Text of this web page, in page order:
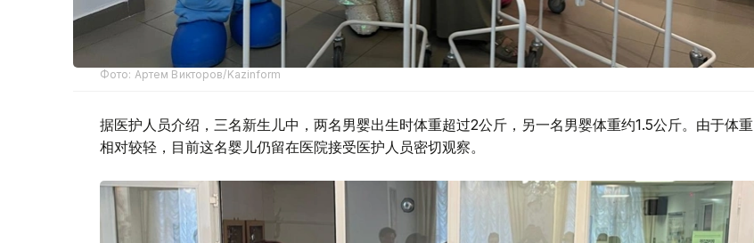
Фото: Артем Викторов/Kazinform
据医护人员介绍，三名新生儿中，两名男婴出生时体重超过2公斤，另一名男婴体重约1.5公斤。由于体重
相对较轻，目前这名婴儿仍留在医院接受医护人员密切观察。